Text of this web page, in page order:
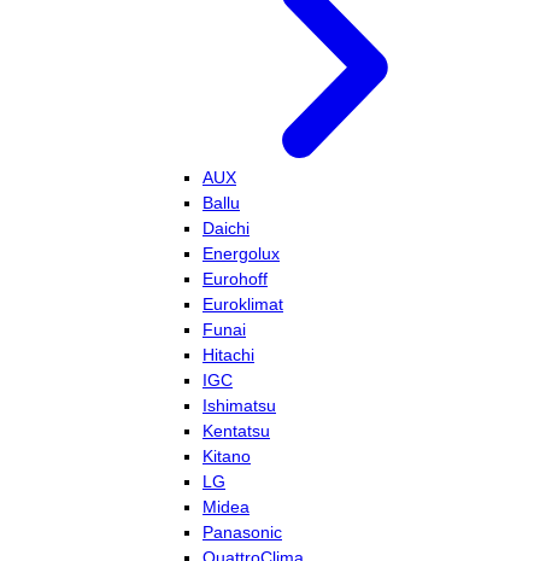
AUX
Ballu
Daichi
Energolux
Eurohoff
Euroklimat
Funai
Hitachi
IGC
Ishimatsu
Kentatsu
Kitano
LG
Midea
Panasonic